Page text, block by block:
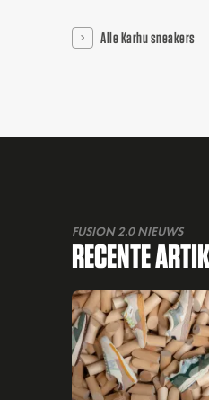
Alle Karhu sneakers
FUSION 2.0 NIEUWS
RECENTE